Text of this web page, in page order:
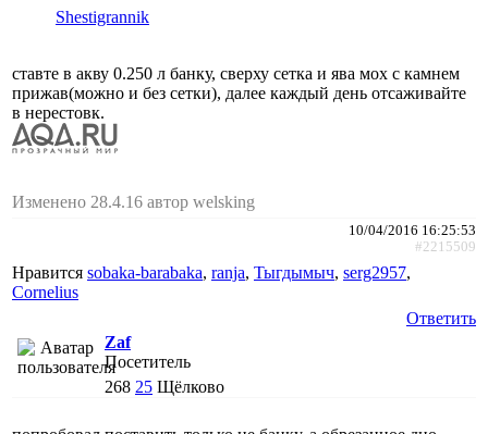
Shestigrannik
ставте в акву 0.250 л банку, сверху сетка и ява мох с камнем
прижав(можно и без сетки), далее каждый день отсаживайте
в нерестовк.
Изменено 28.4.16 автор welsking
10/04/2016 16:25:53
#2215509
Нравится sobaka-barabaka, ranja, Тыгдымыч, serg2957,
Cornelius
Ответить
Zaf
Посетитель
268 25 Щёлково